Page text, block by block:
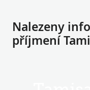
Nalezeny
příjmení